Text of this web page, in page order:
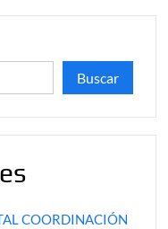
Buscar
COORDINACIÓN